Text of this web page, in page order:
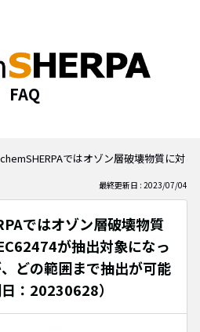
FAQ
ではオゾン層破壊物質に対
最終更新日 : 2023/07/04
ではオゾン層破壊物質
が抽出対象になっ
どの範囲まで抽出が可能
：20230628）